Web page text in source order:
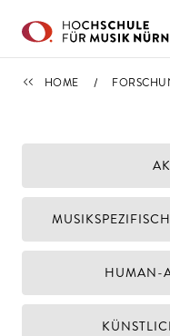
HOME
HOME
HUMAN-